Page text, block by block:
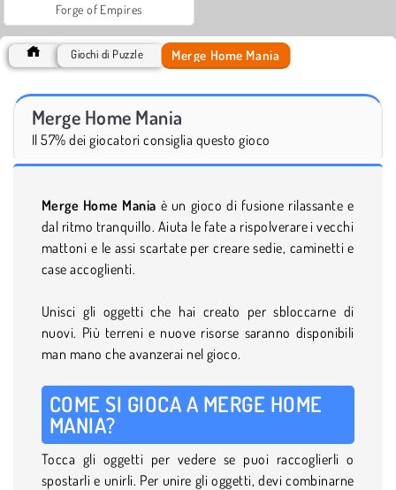
Forge of Empires
Giochi di Puzzle Merge Home Mania
Merge Home Mania
Il 57% dei giocatori consiglia questo gioco
Merge Home Mania è un gioco di fusione rilassante e
dal ritmo tranquillo. Aiuta le fate a rispolverare i vecchi
mattoni e le assi scartate per creare sedie, caminetti e
case accoglienti.
Unisci gli oggetti che hai creato per sbloccarne di
nuovi. Più terreni e nuove risorse saranno disponibili
man mano che avanzerai nel gioco.
COME SI GIOCA A MERGE HOME
MANIA?
Tocca gli oggetti per vedere se puoi raccoglierli o
spostarli e unirli. Per unire gli oggetti, devi combinarne